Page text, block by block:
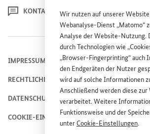
Wir nutzen auf unsererWebsite
Webanalyse-Dienst „Matomo“
Analyse derWebsite-Nutzung.
durch Technologien wie „
„Browser-Fingerprinting“ auch
den Endgeräten der Nutzer
wird auf solche Informationen
Anschließend werden diese zur
verarbeitet. Weitere
Funktionsweise und der
unterCookie-Einstellungen.
KONTAKT
IMPRESSUM
RECHTLICHE HINWEISE
DATENSCHUTZHINWEIS
COOKIE-EINSTELLUNGEN